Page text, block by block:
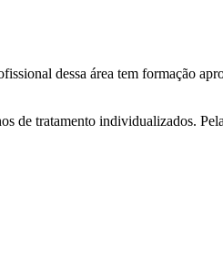
dessa área tem formação
de tratamento individualizados.